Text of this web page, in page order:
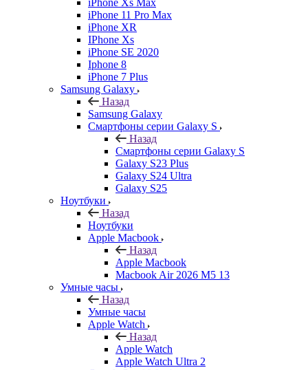
iPhone Xs Max
iPhone 11 Pro Max
iPhone XR
IPhone Xs
iPhone SE 2020
Iphone 8
iPhone 7 Plus
Samsung Galaxy
Назад
Samsung Galaxy
Смартфоны серии Galaxy S
Назад
Смартфоны серии Galaxy S
Galaxy S23 Plus
Galaxy S24 Ultra
Galaxy S25
Ноутбуки
Назад
Ноутбуки
Apple Macbook
Назад
Apple Macbook
Macbook Air 2026 M5 13
Умные часы
Назад
Умные часы
Apple Watch
Назад
Apple Watch
Apple Watch Ultra 2